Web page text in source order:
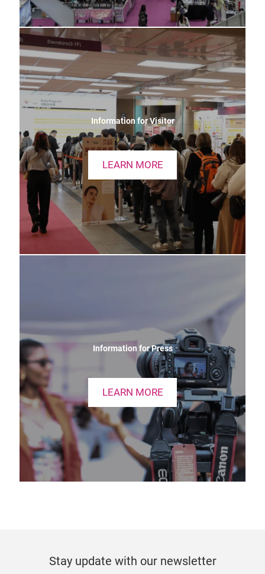
Information for Visitor
LEARN MORE
Information for Press
LEARN MORE
Stay update with our newsletter